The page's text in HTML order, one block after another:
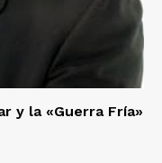
y la «Guerra Fría»